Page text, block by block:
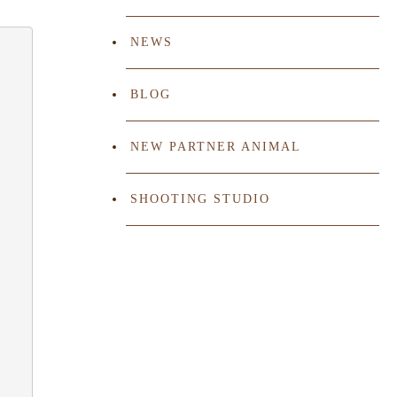
NEWS
BLOG
NEW PARTNER ANIMAL
SHOOTING STUDIO